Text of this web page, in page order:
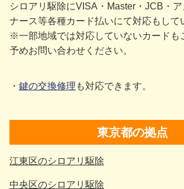
シロアリ駆除にVISA・Master・JCB・
ナース等各種カード払いにて対応もして
※一部地域では対応していないカードも
予めお問い合わせください。
鍵の交換修理 も対応できます。
東京都の拠点
江東区のシロアリ駆除
中央区のシロアリ駆除